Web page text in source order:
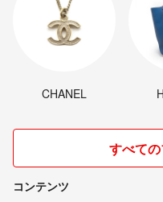
CHANEL
すべて
コンテンツ